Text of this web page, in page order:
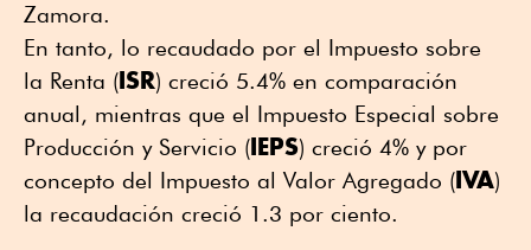
Zamora.
En tanto, lo recaudado por el Impuesto sobre
la Renta (ISR) creció 5.4% en comparación
anual, mientras que el Impuesto Especial sobre
Producción y Servicio (IEPS) creció 4% y por
concepto del Impuesto al Valor Agregado (IVA)
la recaudación creció 1.3 por ciento.